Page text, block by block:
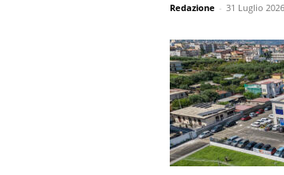
Redazione - 31 Luglio 2026